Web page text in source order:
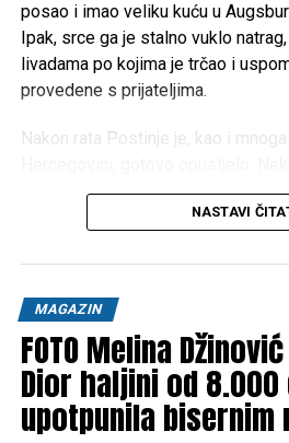
posao i imao veliku kuću u
Ipak, srce ga je stalno vuklo
livadama po kojima je trčao i
provedene s prijateljima.
Nakon rata Postinje je, kao i
raseljeni po svijetu, počeli su
je Pero donio životnu odluku:
njive. Gotovo pola sela danas je
ali s ciljem da ono opet oživi”,
prostranstva na kojima je kao
NASTAVI
MAGAZIN
FOTO Melina
Dior haljini od
upotpunila bisernim